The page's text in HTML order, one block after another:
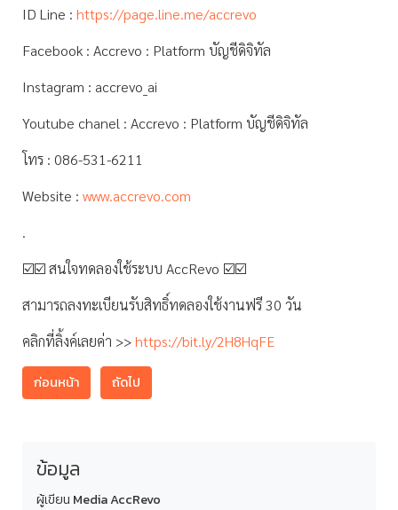
ID Line : https://page.line.me/accrevo
Facebook : Accrevo : Platform บัญชีดิจิทัล
Instagram : accrevo_ai
Youtube chanel : Accrevo : Platform บัญชีดิจิทัล
โทร : 086-531-6211
Website : www.accrevo.com
.
☑️☑️ สนใจทดลองใช้ระบบ AccRevo ☑️☑️
สามารถลงทะเบียนรับสิทธิ์ทดลองใช้งานฟรี 30 วัน
คลิกที่ลิ้งค์เลยค่า >>https://bit.ly/2H8HqFE
ก่อนหน้า ถัดไป
ข้อมูล
ผู้เขียน Media AccRevo